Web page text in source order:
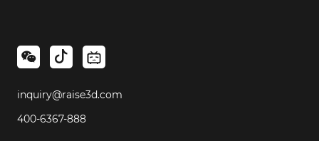
inquiry@raise3d.com
400-6367-888